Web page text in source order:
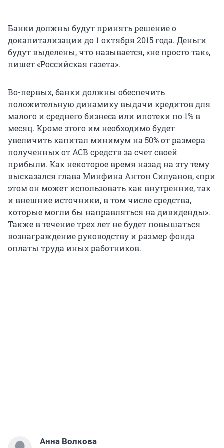
Банки должны будут принять решение о
докапитализации до 1 октября 2015 года. Деньги
будут выделены, что называется, «не просто так»,
пишет «Российская газета».
Во-первых, банки должны обеспечить
положительную динамику выдачи кредитов для
малого и среднего бизнеса или ипотеки по 1% в
месяц. Кроме этого им необходимо будет
увеличить капитал минимум на 50% от размера
полученных от АСВ средств за счет своей
прибыли. Как некоторое время назад на эту тему
высказался глава Минфина Антон Силуанов, «при
этом он может использовать как внутренние, так
и внешние источники, в том числе средства,
которые могли бы направляться на дивиденды».
Также в течение трех лет не будет повышаться
вознаграждение руководству и размер фонда
оплаты труда иных работников.
Анна Волкова